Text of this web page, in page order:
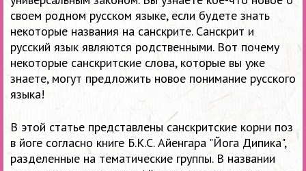
своем родном русском языке, если будете знать
некоторые названия на санскрите. Санскрит и
русский язык являются родственными. Вот почему
некоторые санскритские слова, которые вы уже
знаете, могут предложить новое понимание русского
языка!
В этой статье представлены санскритские корни поз
в йоге согласно книге Б.К.С. Айенгара "Йога Дипика",
разделенные на тематические группы. В названии